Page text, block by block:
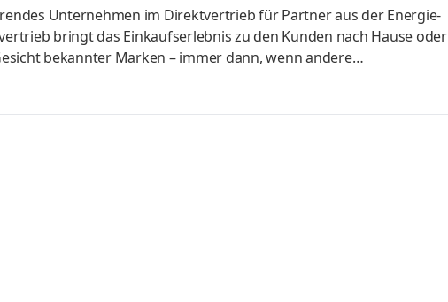
rund 4 weitere
Unternehmen im Direktvertrieb für Partner aus der Energie-
bringt das Einkaufserlebnis zu den Kunden nach Hause oder
bekannter Marken – immer dann, wenn andere
direkte Beratung unerlässlich ist. Mit langjähriger
wir der ideale Partner für alle Unternehmen, die Wert auf
legen. Ob D2D, Callcenter, Shops oder